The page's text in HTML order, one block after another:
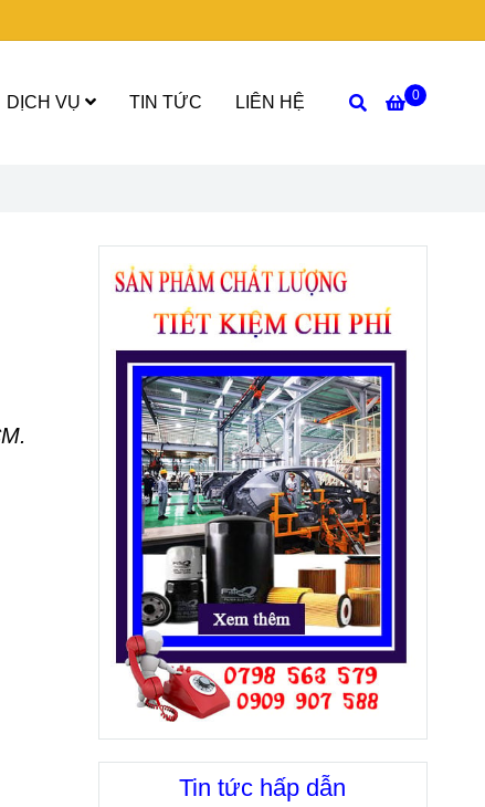
0
DỊCH VỤ TIN TỨC LIÊN HỆ
Tin tức hấp dẫn